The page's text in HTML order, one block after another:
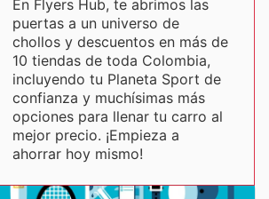
En Flyers Hub, te abrimos las
puertas a un universo de
chollos y descuentos en más de
10 tiendas de toda Colombia,
incluyendo tu Planeta Sport de
confianza y muchísimas más
opciones para llenar tu carro al
mejor precio. ¡Empieza a
ahorrar hoy mismo!